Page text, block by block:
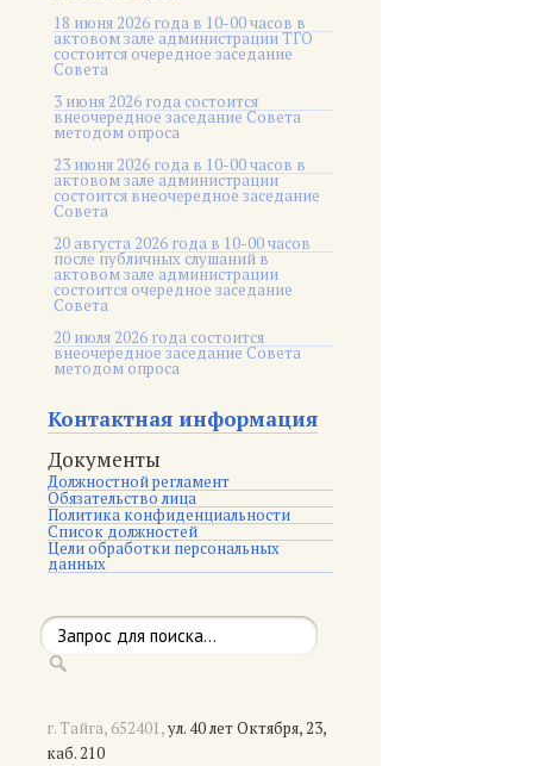
18 июня 2026 года в 10-00 часов в
актовом зале администрации ТГО
состоится очередное заседание
Совета
3 июня 2026 года состоится
внеочередное заседание Совета
методом опроса
23 июня 2026 года в 10-00 часов в
актовом зале администрации
состоится внеочередное заседание
Совета
20 августа 2026 года в 10-00 часов
после публичных слушаний в
актовом зале администрации
состоится очередное заседание
Совета
20 июля 2026 года состоится
внеочередное заседание Совета
методом опроса
Контактная информация
Документы
Должностной регламент
Обязательство лица
Политика конфиденциальности
Список должностей
Цели обработки персональных
данных
г. Тайга, 652401,ул. 40 лет Октября, 23,
каб. 210